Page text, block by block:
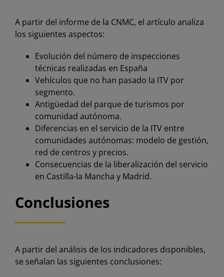
A partir del informe de la CNMC, el artículo analiza
los siguientes aspectos:
Evolución del número de inspecciones
técnicas realizadas en España
Vehículos que no han pasado la ITV por
segmento.
Antigüedad del parque de turismos por
comunidad autónoma.
Diferencias en el servicio de la ITV entre
comunidades autónomas: modelo de gestión,
red de centros y precios.
Consecuencias de la liberalización del servicio
en Castilla-la Mancha y Madrid.
Conclusiones
A partir del análisis de los indicadores disponibles,
se señalan las siguientes conclusiones: